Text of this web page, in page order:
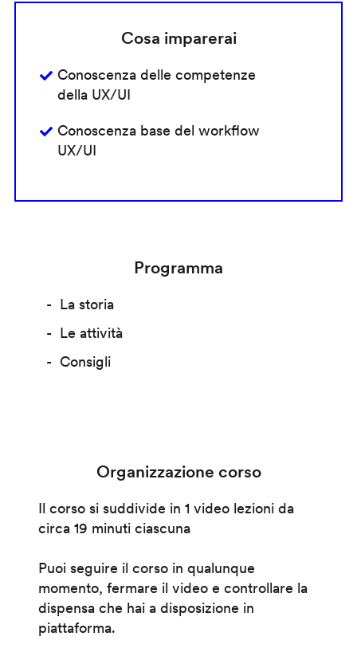
Cosa imparerai
Conoscenza delle competenze
della UX/UI
Conoscenza base del workflow
UX/UI
Programma
La storia
Le attività
Consigli
Organizzazione corso
Il corso si suddivide in 1 video lezioni da
circa 19 minuti ciascuna
Puoi seguire il corso in qualunque
momento, fermare il video e controllare la
dispensa che hai a disposizione in
piattaforma.